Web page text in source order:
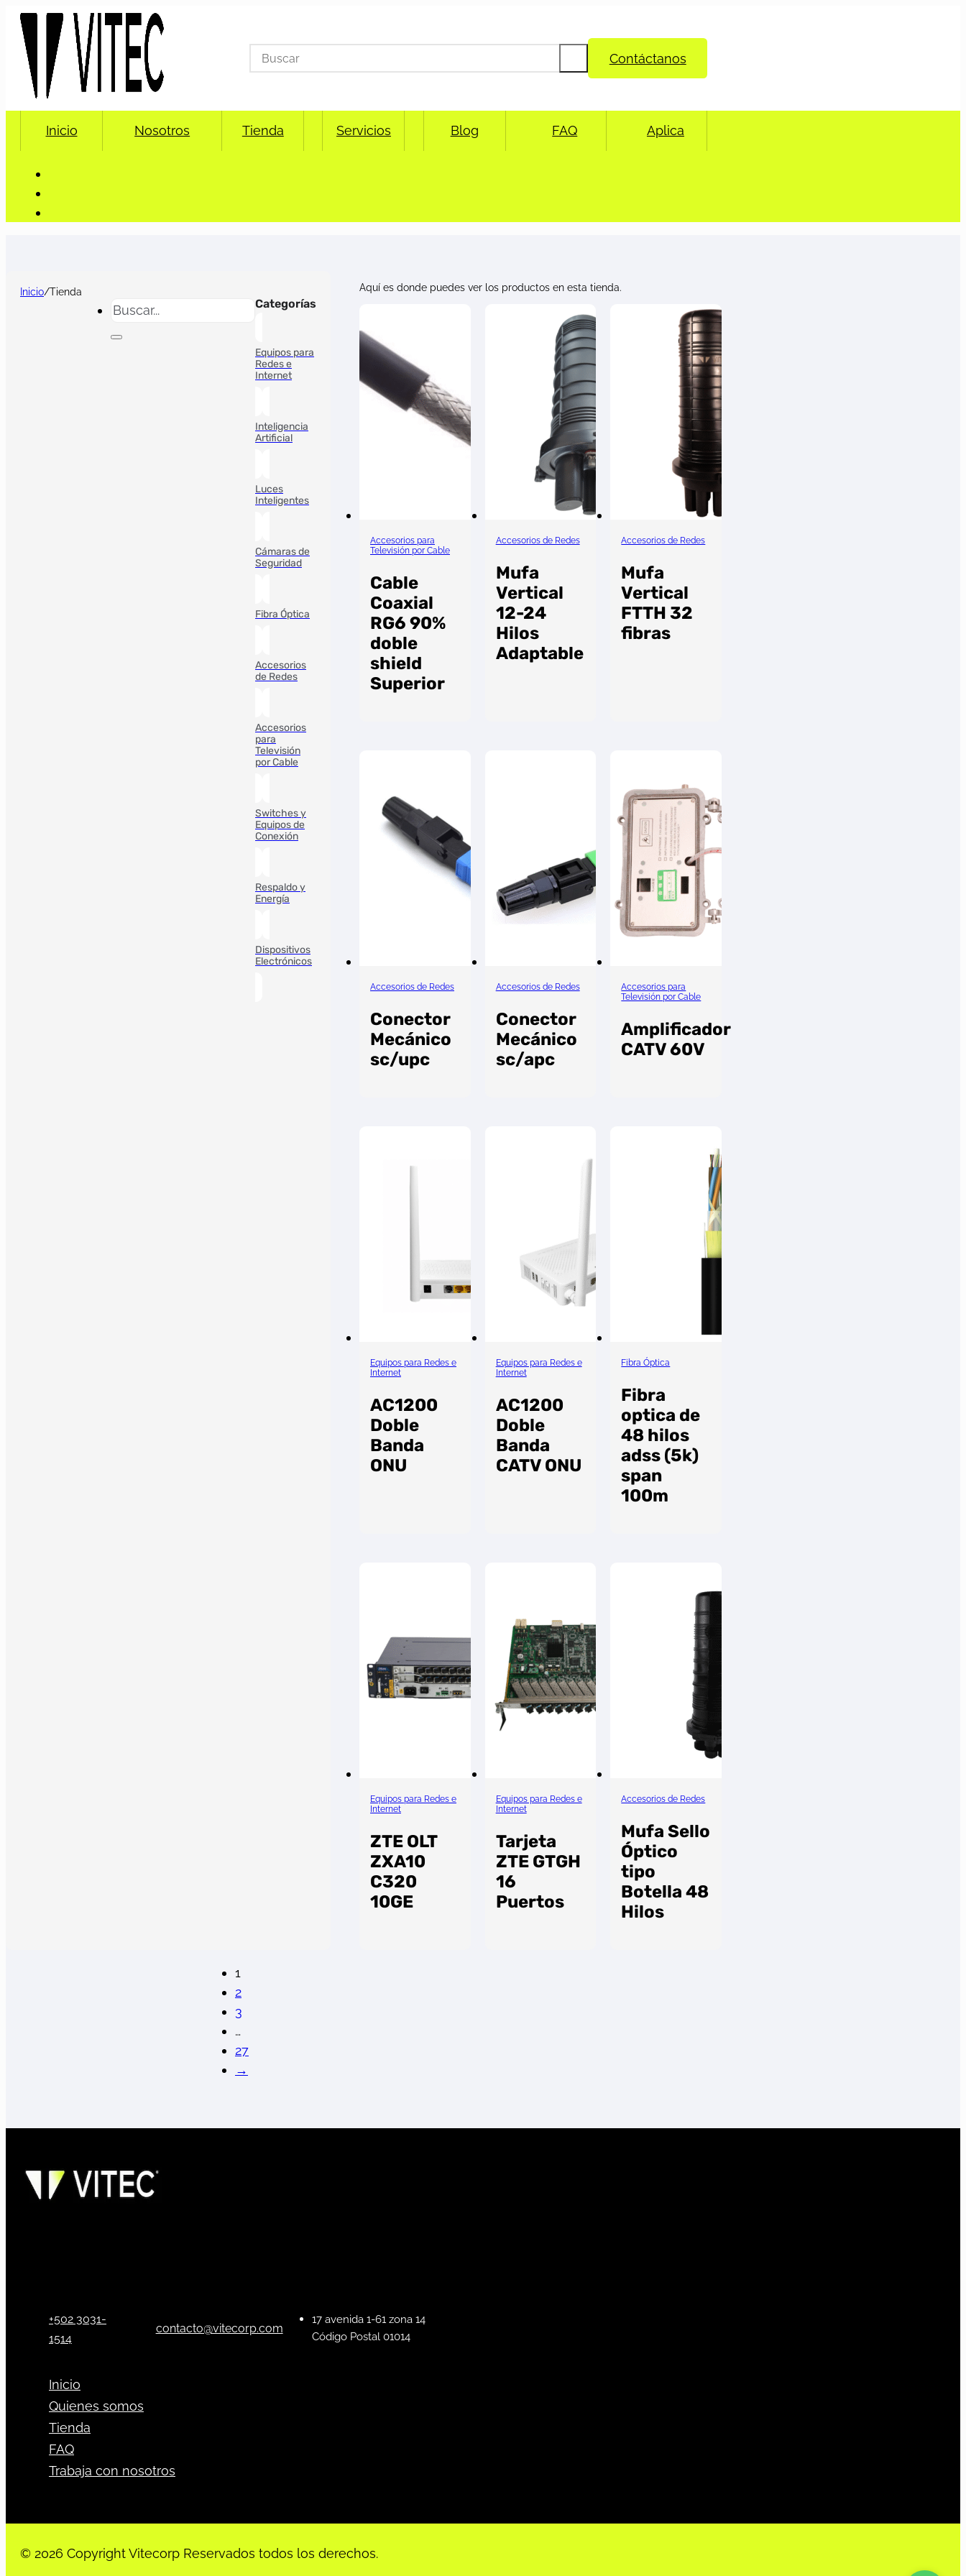
Search
for:
Contáctanos
Inicio Nosotros Tienda Servicios Blog FAQ Aplica
Aquí es donde puedes ver los productos en esta tienda.
Accesorios para
Televisión por Cable
Cable
Coaxial
RG6 90%
doble
shield
Superior
Accesorios de Redes
Mufa
Vertical
12-24
Hilos
Adaptable
Accesorios de Redes
Mufa
Vertical
FTTH 32
fibras
Accesorios de Redes
Conector
Mecánico
sc/upc
Accesorios de Redes
Conector
Mecánico
sc/apc
Accesorios para
Televisión por Cable
Amplificador
CATV 60V
Equipos para Redes e
Internet
AC1200
Doble
Banda
ONU
Equipos para Redes e
Internet
AC1200
Doble
Banda
CATV ONU
Fibra Óptica
Fibra
optica de
48 hilos
adss (5k)
span
100m
Equipos para Redes e
Internet
ZTE OLT
ZXA10
C320
10GE
Equipos para Redes e
Internet
Tarjeta
ZTE GTGH
16
Puertos
Accesorios de Redes
Mufa Sello
Óptico
tipo
Botella 48
Hilos
Inicio/Tienda
Buscar... Categorías
Equipos para
Redes e
Internet
Inteligencia
Artificial
Luces
Inteligentes
Cámaras de
Seguridad
Fibra Óptica
Accesorios
de Redes
Accesorios
para
Televisión
por Cable
Switches y
Equipos de
Conexión
Respaldo y
Energía
Dispositivos
Electrónicos
1
2
3
…
27
→
+502 3031-
1514
contacto@vitecorp.com
17 avenida 1-61 zona 14
Código Postal 01014
Inicio
Quienes somos
Tienda
FAQ
Trabaja con nosotros
© 2026 Copyright Vitecorp Reservados todos los derechos.